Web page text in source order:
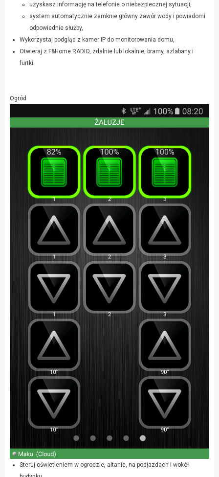
uzyskasz informację na telefonie o niebezpiecznej sytuacji,
system automatycznie zamknie główny zawór wody i powiadomi
odpowiednie służby,
Wykorzystaj podgląd z kamer IP do monitorowania domu,
Otwieraj z F&Home RADIO, zdalnie lub lokalnie, bramy, szlabany i
furtki.
Ogród
Steruj oświetleniem w ogrodzie, altanie, na podjazdach i wokół